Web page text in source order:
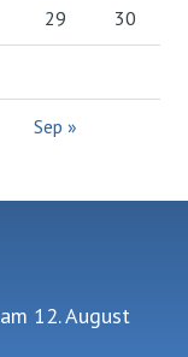
29 30
Sep »
am 12. August